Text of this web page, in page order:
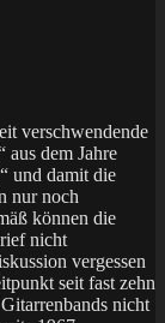
verschwendende
dem Jahre
und damit die
nur noch
können die
nicht
vergessen
seit fast zehn
nicht